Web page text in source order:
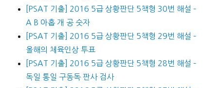
[PSAT 기출] 2016 5급 상황판단 5책형 30번 해설 –
A B 아홉 개 공 숫자
[PSAT 기출] 2016 5급 상황판단 5책형 29번 해설 –
올해의 체육인상 투표
[PSAT 기출] 2016 5급 상황판단 5책형 28번 해설 –
독일 통일 구동독 판사 검사